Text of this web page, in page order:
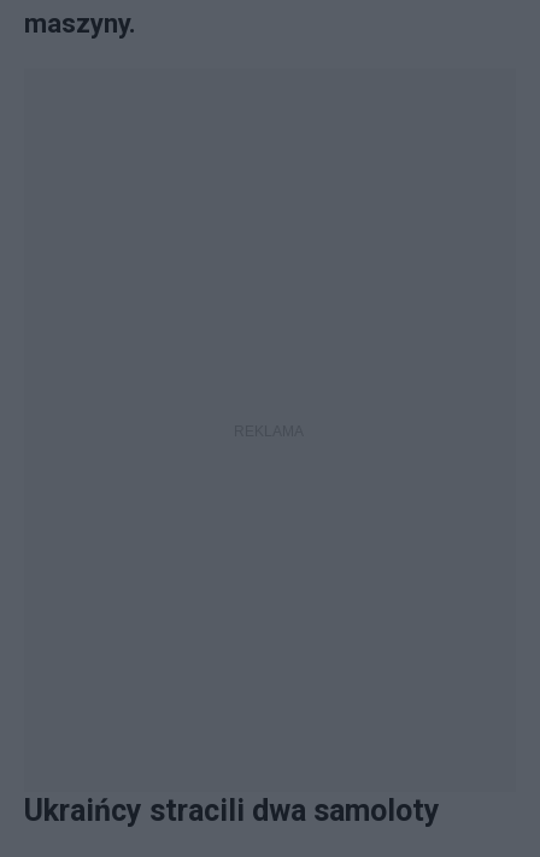
maszyny.
Ukraińcy stracili dwa samoloty